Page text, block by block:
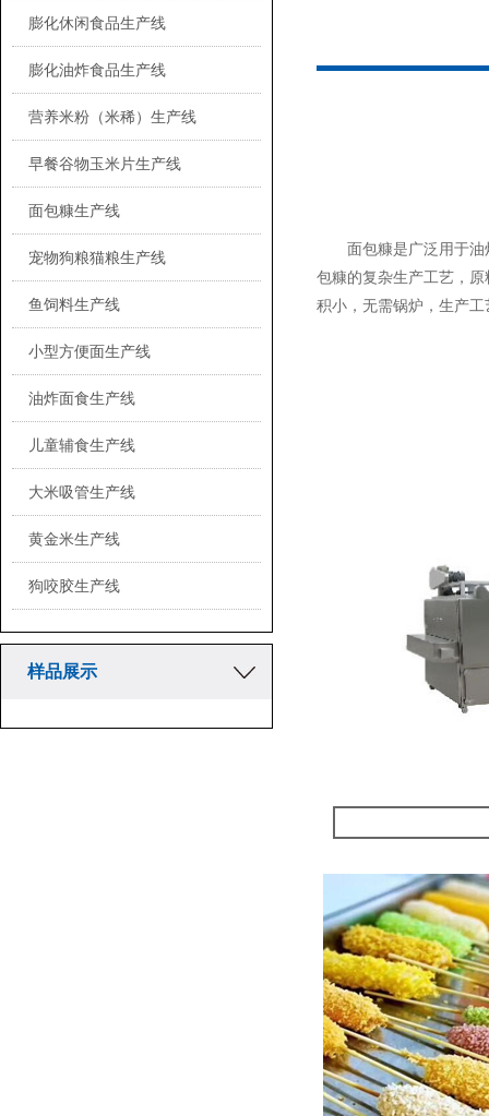
面包糠是广泛用于
包糠的复杂生产工艺，
积小，无需锅炉，生产工
膨化休闲食品生产线
膨化油炸食品生产线
营养米粉（米稀）生产线
早餐谷物玉米片生产线
面包糠生产线
宠物狗粮猫粮生产线
鱼饲料生产线
小型方便面生产线
油炸面食生产线
儿童辅食生产线
大米吸管生产线
黄金米生产线
狗咬胶生产线
样品展示